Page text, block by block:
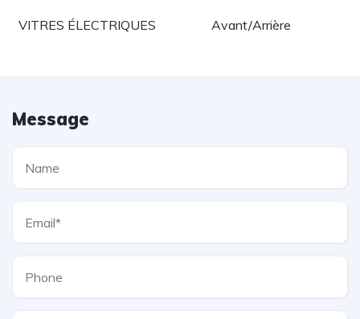
VITRES ÉLECTRIQUES Avant/Arrière
Message